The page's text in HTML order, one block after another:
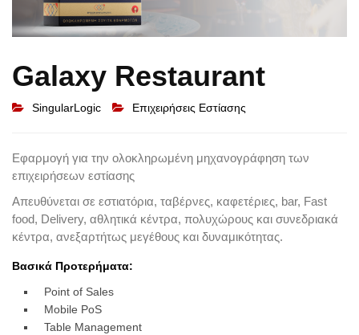
Galaxy Restaurant
SingularLogic Επιχειρήσεις Εστίασης
Εφαρμογή για την ολοκληρωμένη μηχανογράφηση των
επιχειρήσεων εστίασης
Απευθύνεται σε εστιατόρια, ταβέρνες, καφετέριες, bar, Fast
food, Delivery, αθλητικά κέντρα, πολυχώρους και συνεδριακά
κέντρα, ανεξαρτήτως μεγέθους και δυναμικότητας.
Βασικά Προτερήματα:
Point of Sales
Mobile PoS
Table Management